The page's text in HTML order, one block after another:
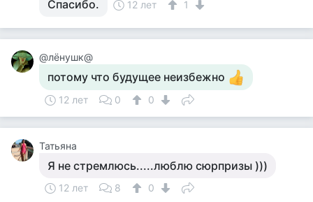
Спасибо. 12 лет 1
@лёнушк@
потому что будущее неизбежно
12 лет 0 0
Татьяна
Я не стремлюсь.....люблю сюрпризы )))
12 лет 8
0